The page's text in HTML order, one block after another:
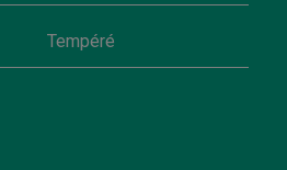
Tempéré